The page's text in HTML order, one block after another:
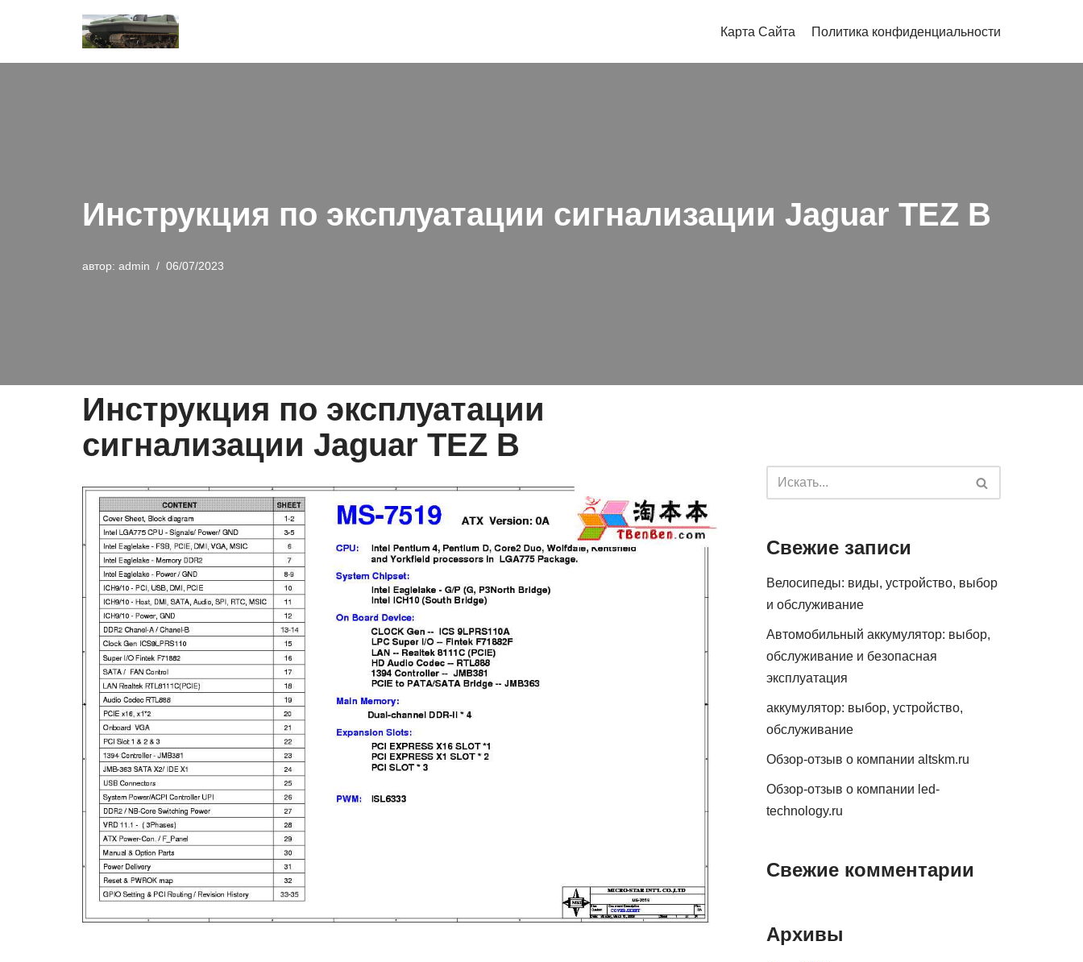
к
Карта Сайта Политика конфиденциальности
Инструкция по эксплуатации сигнализации Jaguar TEZ B
автор: admin 06/07/2023
Инструкция по эксплуатации
сигнализации Jaguar TEZ B
Свежие записи
Велосипеды: виды, устройство, выбор
и обслуживание
Автомобильный аккумулятор: выбор,
обслуживание и безопасная
эксплуатация
аккумулятор: выбор, устройство,
обслуживание
Обзор-отзыв о компании altskm.ru
Обзор-отзыв о компании led-
technology.ru
Свежие комментарии
Архивы